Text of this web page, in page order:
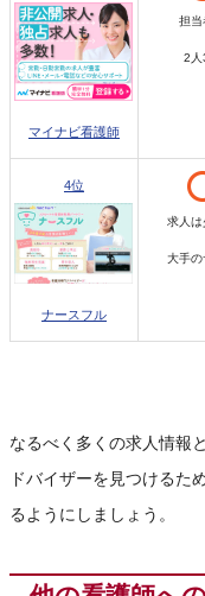
マイナビ看護師
担当
2人
4位
ナースフル
求人は
大手の
なるべく多くの求人情報
ドバイザーを見つけるた
るようにしましょう。